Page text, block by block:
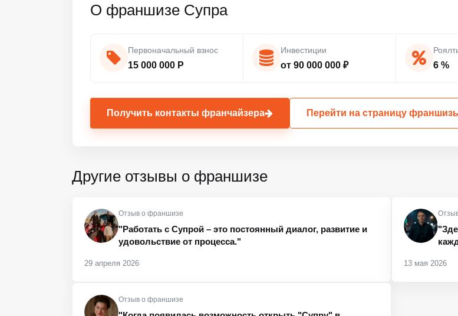
О франшизе Супра
Первоначальный взнос
15 000 000 Р
Инвестиции
от 90 000 000 ₽ 6 %
Получить контакты франчайзера Перейти на страницу
Другие отзывы о франшизе
Отзыв о франшизе
"Работать с Супрой – это постоянный диалог, развитие и
удовольствие от процесса."
29 апреля 2026 13 мая 2026
Отзыв о франшизе